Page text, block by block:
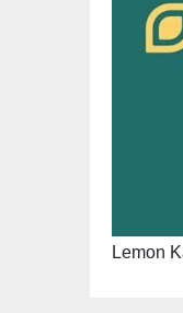
Lemon